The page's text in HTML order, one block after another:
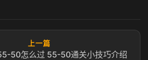
上一篇
50怎么过 55-50通关小技巧介绍